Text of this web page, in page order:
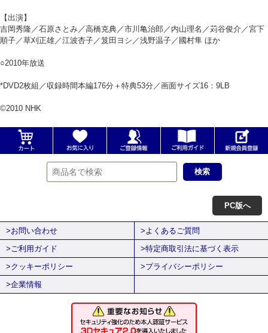
【出演】
吉岡秀隆／石原さとみ／高橋克典／市川亀治郎／内山理名／苅谷俊介／宮下
順子／草刈正雄／江波杏子／笈田ヨシ／浅野温子／國村隼 ほか
○2010年放送
*DVD2枚組／収録時間本編176分＋特典53分／画面サイズ16：9LB
©2010 NHK
PC版へ
>お問い合わせ
>よくあるご質問
>ご利用ガイド
>特定商取引法に基づく表示
>クッキーポリシー
>プライバシーポリシー
>企業情報